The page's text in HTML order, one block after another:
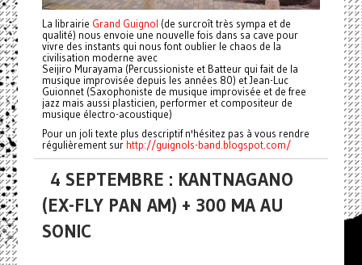
La librairie Grand Guignol (de surcroît très sympa et de
qualité) nous envoie une nouvelle fois dans sa cave pour
vivre des instants qui nous font oublier le chaos de la
civilisation moderne avec
Seijiro Murayama (Percussioniste et Batteur qui fait de la
musique improvisée depuis les années 80) et Jean-Luc
Guionnet (Saxophoniste de musique improvisée et de free
jazz mais aussi plasticien, performer et compositeur de
musique électro-acoustique)
Pour un joli texte plus descriptif n'hésitez pas à vous rendre
régulièrement sur http://guignols-band.blogspot.com/
4 SEPTEMBRE : KANTNAGANO
(EX-FLY PAN AM) + 300 MA AU
SONIC